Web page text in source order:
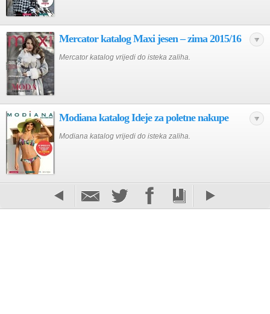
Mercator katalog Maxi jesen – zima 2015/16
Mercator katalog vrijedi do isteka zaliha.
Modiana katalog Ideje za poletne nakupe
Modiana katalog vrijedi do isteka zaliha.